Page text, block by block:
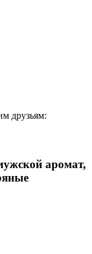
друзьям:
аромат,